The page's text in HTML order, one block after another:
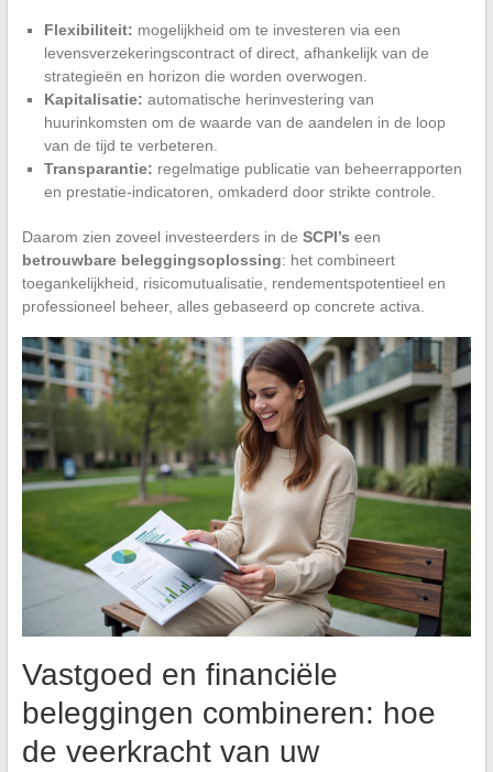
Flexibiliteit: mogelijkheid om te investeren via een
levensverzekeringscontract of direct, afhankelijk van de
strategieën en horizon die worden overwogen.
Kapitalisatie: automatische herinvestering van
huurinkomsten om de waarde van de aandelen in de loop
van de tijd te verbeteren.
Transparantie: regelmatige publicatie van beheerrapporten
en prestatie-indicatoren, omkaderd door strikte controle.
Daarom zien zoveel investeerders in de SCPI’s een
betrouwbare beleggingsoplossing: het combineert
toegankelijkheid, risicomutualisatie, rendementspotentieel en
professioneel beheer, alles gebaseerd op concrete activa.
Vastgoed en financiële
beleggingen combineren: hoe
de veerkracht van uw